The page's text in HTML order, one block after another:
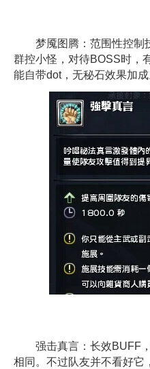
梦魇图腾：范围性控制
群控小怪，对待BOSS时，
能自带dot，无秘石效果加成
强击真言：长效BUFF，
相同。不过队友并不看好